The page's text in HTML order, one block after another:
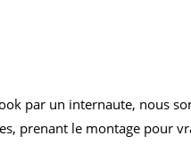
par un internaute, nous
prenant le montage pour